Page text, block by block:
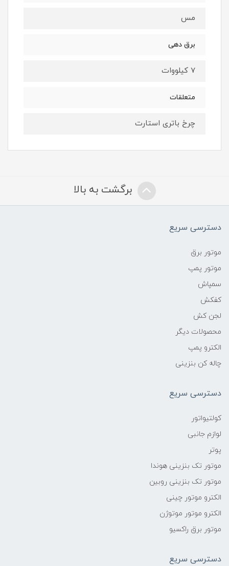
مس
برق دهی
7 کیلووات
متعلقات
چرخ باتری استارت
برگشت به بالا
دسترسی سریع
موتور برق
موتور پمپ
سمپاش
کفکش
لجن کش
محصولات دیگر
الکترو پمپ
چاله کن بنزینی
دسترسی سریع
کولتیواتور
لوازم جانبی
پوتر
موتور تک بنزینی هوندا
موتور تک بنزینی روبین
الکترو موتور چینی
الکترو موتور موتوژن
موتور برق راکسیو
دسترسی سریع